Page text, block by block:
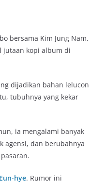
bersama Kim Jung Nam.
jutaan kopi album di
dijadikan bahan lelucon
tubuhnya yang kekar
ia mengalami banyak
agensi, dan berubahnya
hye. Rumor ini